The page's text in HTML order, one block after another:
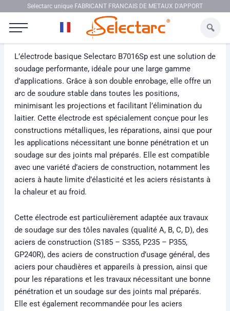
Aller au contenuSelectarc unique FABRICANT FRANCAIS DE METAUX D'APPORT
L’électrode basique Selectarc B7016Sp est une solution de
soudage performante, idéale pour une large gamme
d’applications. Grâce à son double enrobage, elle offre un
arc de soudure stable dans toutes les positions,
minimisant les projections et facilitant l’élimination du
laitier. Cette électrode est spécialement conçue pour les
constructions métalliques, les réparations, ainsi que pour
les applications nécessitant une bonne pénétration et un
soudage sur des joints mal préparés. Elle est compatible
avec une variété d’aciers de construction, notamment les
aciers à haute limite d’élasticité et les aciers résistants à
la chaleur et au froid.
Cette électrode est particulièrement adaptée aux travaux
de soudage sur des tôles navales (qualité A, B, C, D), des
aciers de construction (S185 – S355, P235 – P355,
GP240R), des aciers de construction d’usage général, des
aciers pour chaudières et appareils à pression, ainsi que
pour les réparations et les travaux nécessitant une bonne
pénétration et un soudage sur des joints mal préparés.
Elle est également recommandée pour les aciers